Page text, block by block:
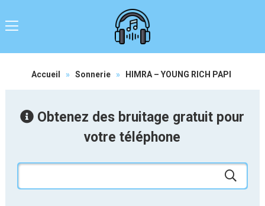
Accueil » Sonnerie » HIMRA – YOUNG RICH PAPI
Obtenez des bruitage gratuit pour
votre téléphone